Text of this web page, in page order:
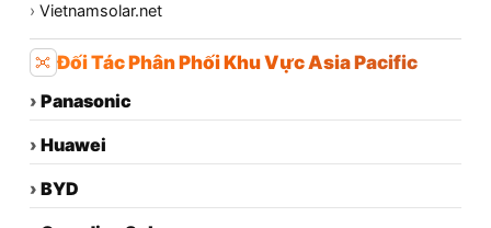
› Vietnamsolar.net
Đối Tác Phân Phối Khu Vực Asia Pacific
› Panasonic
› Huawei
› BYD